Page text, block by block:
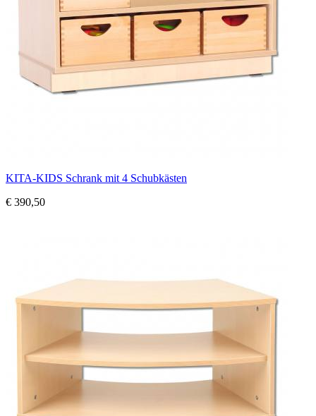
KITA-KIDS Schrank mit 4 Schubkästen
€ 390,50